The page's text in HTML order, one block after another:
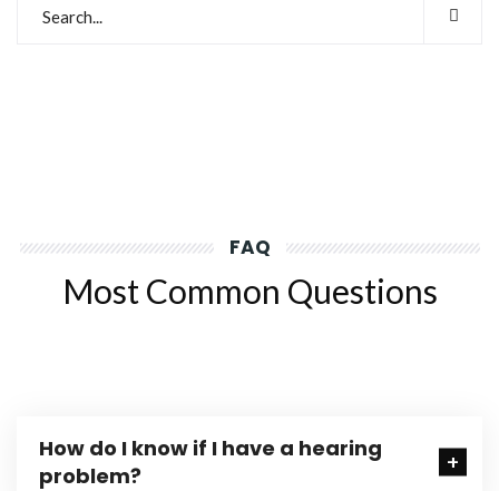
FAQ
Most Common Questions
How do I know if I have a hearing
problem?